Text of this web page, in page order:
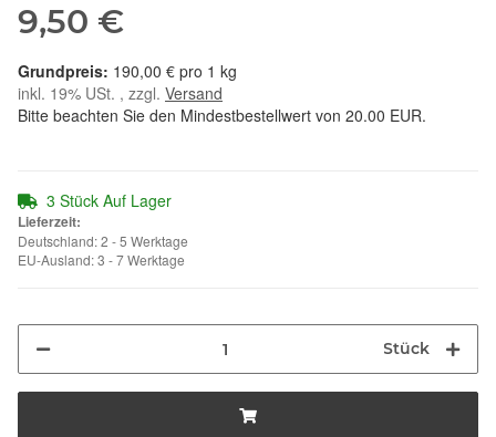
9,50 €
190,00 € pro 1 kg
inkl. 19% USt. , zzgl. Versand
Bitte beachten Sie den Mindestbestellwert von 20.00 EUR.
3 Stück Auf Lager
Lieferzeit:
Deutschland: 2 - 5 Werktage
EU-Ausland: 3 - 7 Werktage
Stück